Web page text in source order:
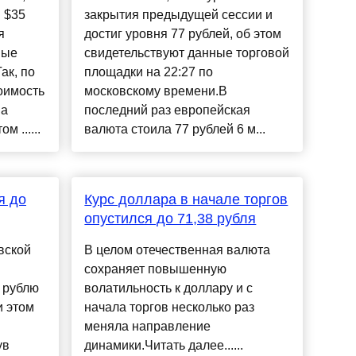
$35
по
......
до
рублю
этом
закрытия предыдущей сессии и
достиг уровня 77 рублей, об этом
свидетельствуют данные торговой
площадки на 22:27 по
московскому времени.В
последний раз европейская
валюта стоила 77 рублей 6 м...
Курс доллара в начале торгов
опустился до 71,38 рубля
В целом отечественная валюта
сохраняет повышенную
волатильность к доллару и с
начала торгов несколько раз
меняла направление
динамики.Читать далее......